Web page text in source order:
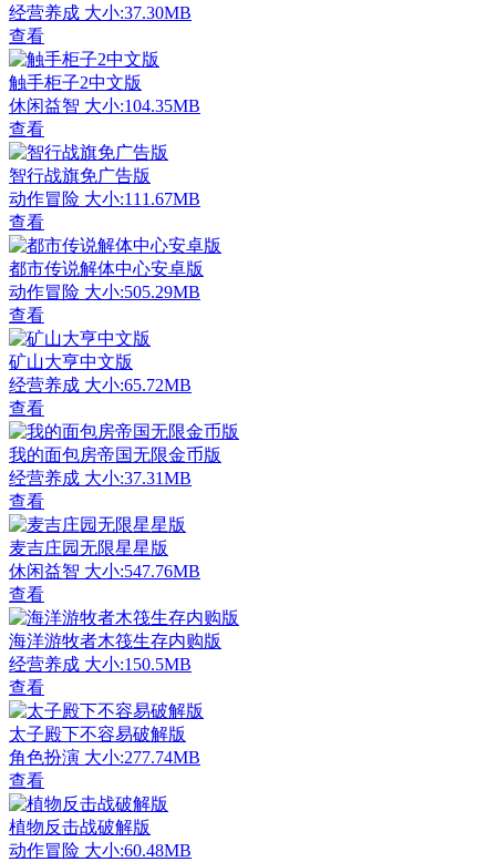
经营养成 大小:37.30MB
查看
触手柜子2中文版
休闲益智 大小:104.35MB
查看
智行战旗免广告版
动作冒险 大小:111.67MB
查看
都市传说解体中心安卓版
动作冒险 大小:505.29MB
查看
矿山大亨中文版
经营养成 大小:65.72MB
查看
我的面包房帝国无限金币版
经营养成 大小:37.31MB
查看
麦吉庄园无限星星版
休闲益智 大小:547.76MB
查看
海洋游牧者木筏生存内购版
经营养成 大小:150.5MB
查看
太子殿下不容易破解版
角色扮演 大小:277.74MB
查看
植物反击战破解版
动作冒险 大小:60.48MB